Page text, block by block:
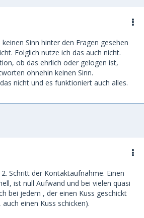
Sinn hinter den Fragen gesehen
Folglich nutze ich das auch nicht.
ob das ehrlich oder gelogen ist,
ohnehin keinen Sinn.
nicht und es funktioniert auch alles.
Schritt der Kontaktaufnahme. Einen
ist null Aufwand und bei vielen quasi
bei jedem , der einen Kuss geschickt
einen Kuss schicken).